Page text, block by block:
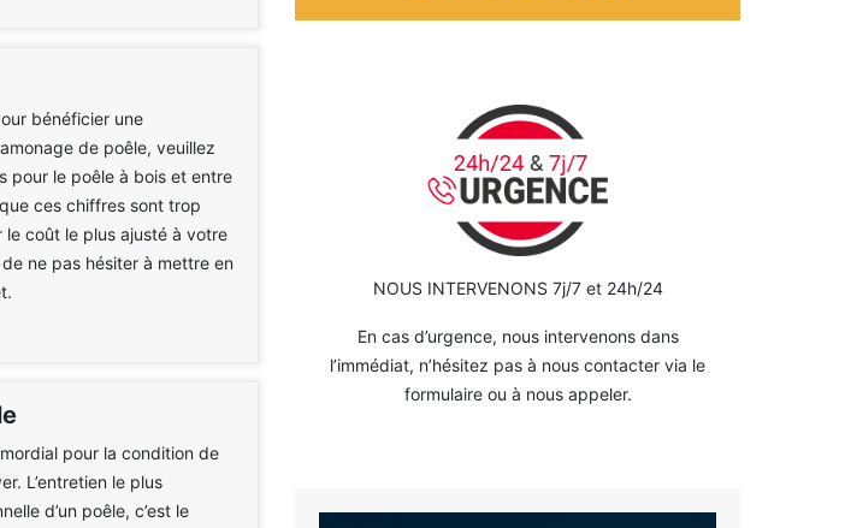
bénéficier une
de poêle, veuillez
pour le poêle à bois et entre
ces chiffres sont trop
coût le plus ajusté à votre
ne pas hésiter à mettre en
pour la condition de
L’entretien le plus
d’un poêle, c’est le
NOUS INTERVENONS 7j/7 et 24h/24
En cas d’urgence, nous intervenons dans
l’immédiat, n’hésitez pas à nous contacter via le
formulaire ou à nous appeler.